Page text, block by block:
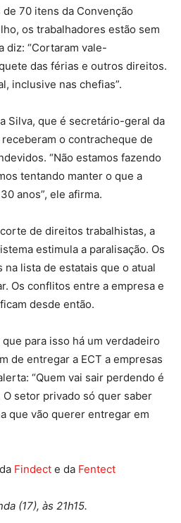
70 itens da Convenção
os trabalhadores estão sem
diz: “Cortaram vale-
das férias e outros direitos.
inclusive nas chefias”.
Silva, que é secretário-geral da
o contracheque de
“Não estamos fazendo
tentando manter o que a
anos”, ele afirma.
de direitos trabalhistas, a
estimula a paralisação. Os
lista de estatais que o atual
Os conflitos entre a empresa e
desde então.
para isso há um verdadeiro
de entregar a ECT a empresas
“Quem vai sair perdendo é
setor privado só quer saber
que vão querer entregar em
Findect e da Fentect
(17), às 21h15.